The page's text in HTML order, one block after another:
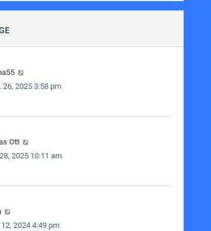
26, 2025 3:58 pm
Ott
2025 10:11 am
2024 4:49 pm